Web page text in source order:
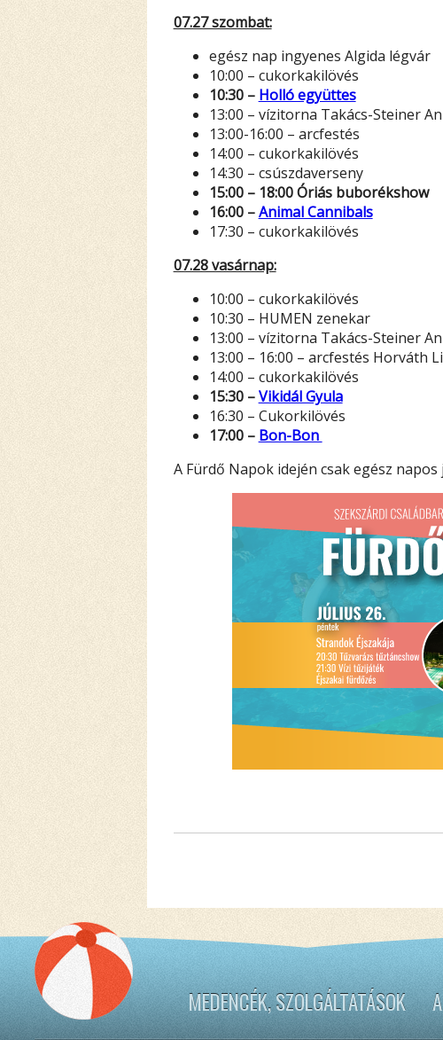
07.27 szombat:
egész nap ingyenes Algida légvár
10:00 – cukorkakilövés
10:30 – Holló együttes
13:00 – vízitorna Takács-Steiner
13:00-16:00 – arcfestés
14:00 – cukorkakilövés
14:30 – csúszdaverseny
15:00 – 18:00 Óriás buborékshow
16:00 –Animal Cannibals
17:30 – cukorkakilövés
07.28 vasárnap:
10:00 – cukorkakilövés
10:30 – HUMEN zenekar
13:00 – vízitorna Takács-Steiner
13:00 – 16:00 – arcfestés Horváth
14:00 – cukorkakilövés
15:30 –Vikidál Gyula
16:30 – Cukorkilövés
17:00 – Bon-Bon
A Fürdő Napok idején csak egész
MEDENCÉK, SZOLGÁLTATÁSOK